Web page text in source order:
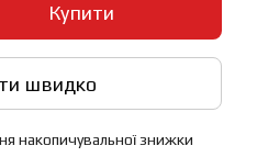
Купити
швидко
накопичувальної знижки